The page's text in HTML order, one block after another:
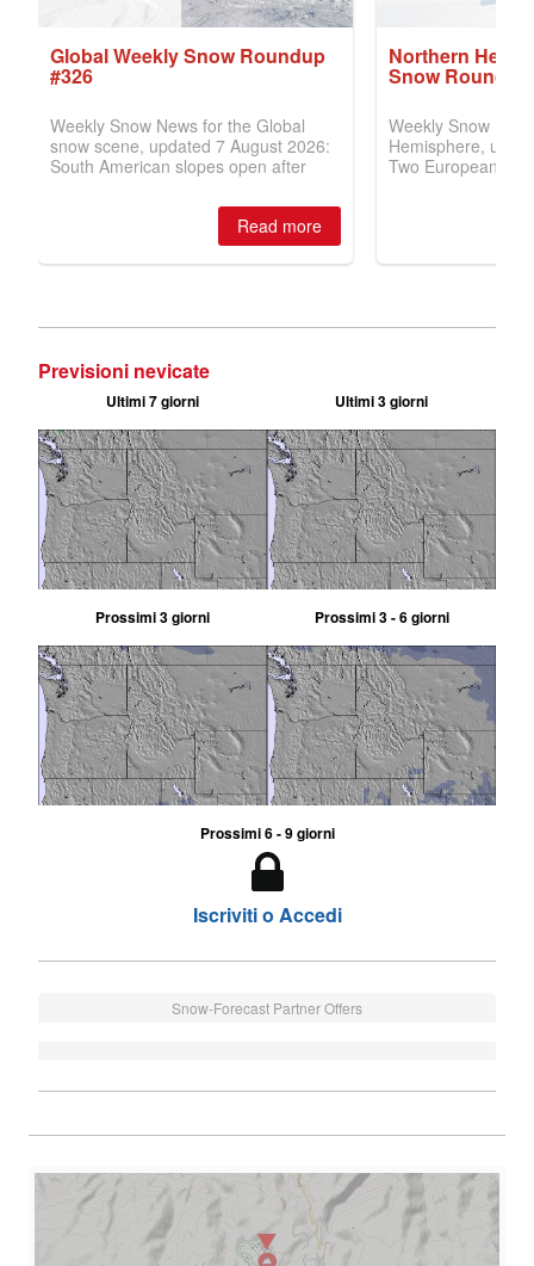
Previsioni nevicate
Ultimi 7 giorni Ultimi 3 giorni
Prossimi 3 giorni Prossimi 3 - 6 giorni
Prossimi 6 - 9 giorni
Iscriviti o Accedi
Snow-Forecast Partner Offers